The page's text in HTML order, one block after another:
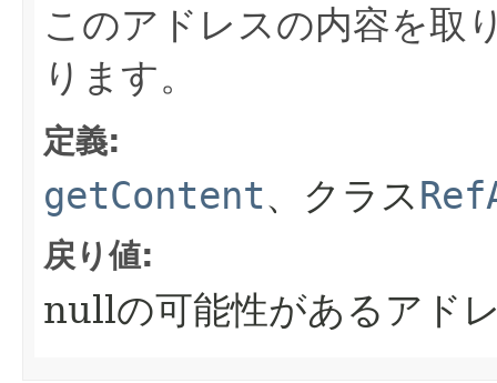
このアドレスの内容を取
ります。
定義:
getContent、クラス
戻り値:
nullの可能性があるアド